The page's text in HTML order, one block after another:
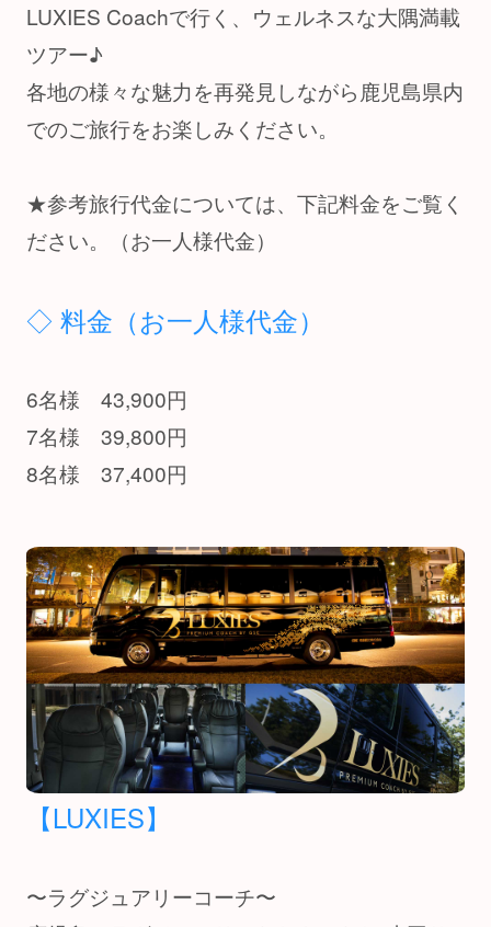
LUXIES Coachで行く、ウェルネスな大隅満載
ツアー♪
各地の様々な魅力を再発見しながら鹿児島県内
でのご旅行をお楽しみください。
★参考旅行代金については、下記料金をご覧く
ださい。（お一人様代金）
◇ 料金（お一人様代金）
6名様 43,900円
7名様 39,800円
8名様 37,400円
【LUXIES】
〜ラグジュアリーコーチ〜